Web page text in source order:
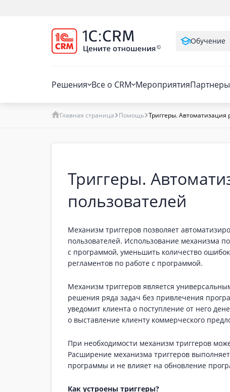
Обучение
Решения Все о CRM МероприятияПартнеры
Главная страница Помощь Триггеры. Автоматизация
Триггеры.
пользователей
Механизм триггеров позволяет
пользователей. Использование механизма
с программой, уменьшить количество
регламентов по работе с программой.
Механизм триггеров является
решения ряда задач без привлечения
уведомит клиента о поступление от него
о выставление клиенту коммерческого
При необходимости механизм триггеров
Расширение механизма триггеров
программы и не влияет на обновление
Как устроены триггеры?